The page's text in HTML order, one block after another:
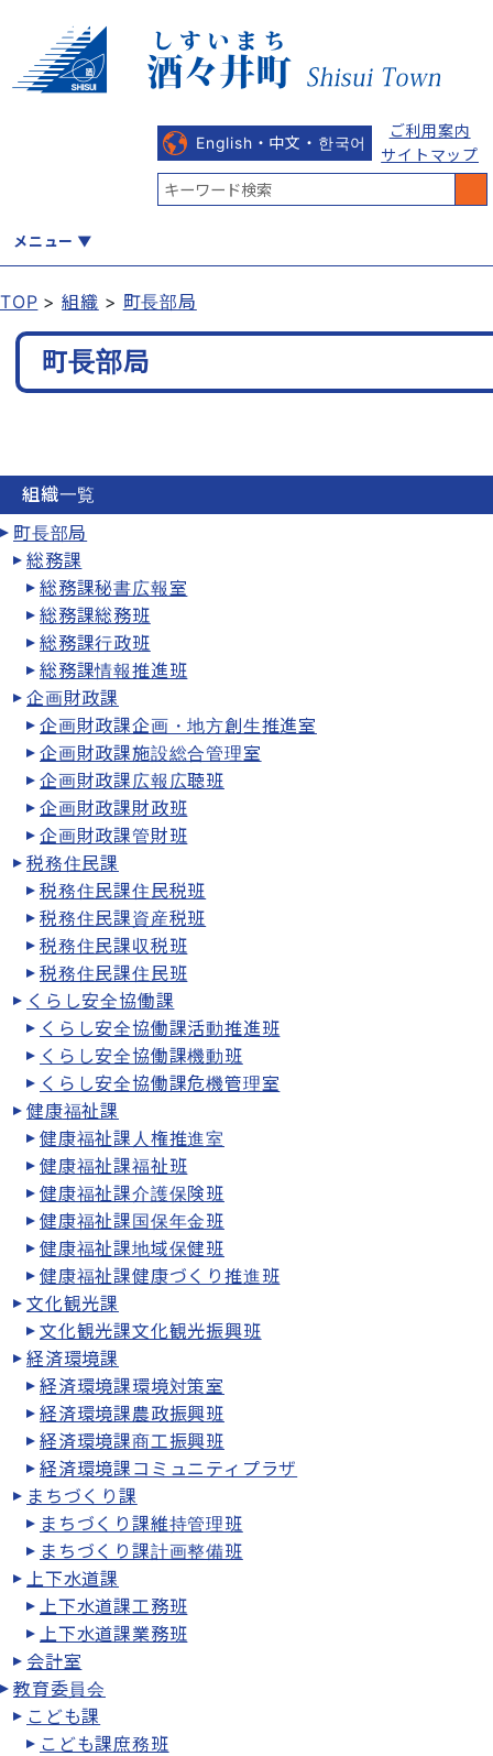
English・中文・한국어
ご利用案内
サイトマップ
メニュー
くらし 健康・福祉 教育・文化 観光・魅力 産業・しごと
TOP 組織 町長部局
町長部局
組織一覧
町長部局
総務課
総務課秘書広報室
総務課総務班
総務課行政班
総務課情報推進班
企画財政課
企画財政課企画・地方創生推進室
企画財政課施設総合管理室
企画財政課広報広聴班
企画財政課財政班
企画財政課管財班
税務住民課
税務住民課住民税班
税務住民課資産税班
税務住民課収税班
税務住民課住民班
くらし安全協働課
くらし安全協働課活動推進班
くらし安全協働課機動班
くらし安全協働課危機管理室
健康福祉課
健康福祉課人権推進室
健康福祉課福祉班
健康福祉課介護保険班
健康福祉課国保年金班
健康福祉課地域保健班
健康福祉課健康づくり推進班
文化観光課
文化観光課文化観光振興班
経済環境課
経済環境課環境対策室
経済環境課農政振興班
経済環境課商工振興班
経済環境課コミュニティプラザ
まちづくり課
まちづくり課維持管理班
まちづくり課計画整備班
上下水道課
上下水道課工務班
上下水道課業務班
会計室
教育委員会
こども課
こども課庶務班